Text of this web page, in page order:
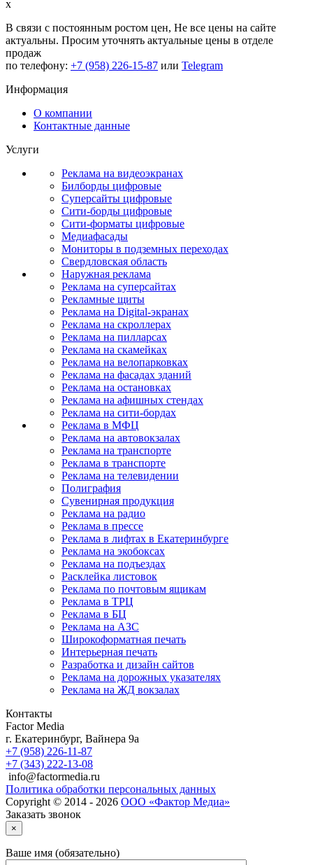
x
В связи с постоянным ростом цен, Не все цены на сайте
актуальны. Просим уточнять актуальные цены в отделе
продаж
по телефону: +7 (958) 226-15-87 или Telegram
Информация
О компании
Контактные данные
Услуги
Реклама на видеоэкранах
Билборды цифровые
Суперсайты цифровые
Сити-борды цифровые
Сити-форматы цифровые
Медиафасады
Мониторы в подземных переходах
Свердловская область
Наружная реклама
Реклама на суперсайтах
Рекламные щиты
Реклама на Digital-экранах
Реклама на скроллерах
Реклама на пилларсах
Реклама на скамейках
Реклама на велопарковках
Реклама на фасадах зданий
Реклама на остановках
Реклама на афишных стендах
Реклама на сити-бордах
Реклама в МФЦ
Реклама на автовокзалах
Реклама на транспорте
Реклама в транспорте
Реклама на телевидении
Полиграфия
Сувенирная продукция
Реклама на радио
Реклама в прессе
Реклама в лифтах в Екатеринбурге
Реклама на экобоксах
Реклама на подъездах
Расклейка листовок
Реклама по почтовым ящикам
Реклама в ТРЦ
Реклама в БЦ
Реклама на АЗС
Широкоформатная печать
Интерьерная печать
Разработка и дизайн сайтов
Реклама на дорожных указателях
Реклама на ЖД вокзалах
Контакты
Factor Media
г. Екатеринбург, Вайнера 9а
+7 (958) 226-11-87
+7 (343) 222-13-08
info@factormedia.ru
Политика обработки персональных данных
Copyright © 2014 - 2026 ООО «Фактор Медиа»
Заказать звонок
×
Ваше имя (обязательно)